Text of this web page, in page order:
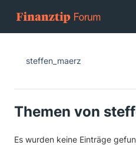
steffen_maerz
Themen von
Es wurden keine Einträge